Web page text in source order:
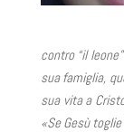
contro “il
sua famiglia,
sua vita a
«Se Gesù